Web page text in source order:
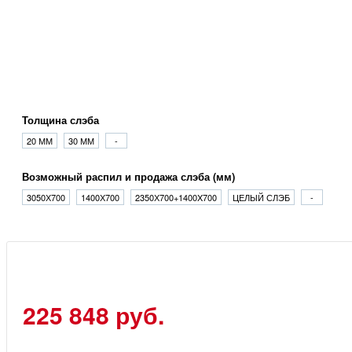
Толщина слэба
20 ММ 30 ММ -
Возможный распил и продажа слэба (мм)
3050Х700 1400Х700 2350Х700+1400X700 ЦЕЛЫЙ СЛЭБ -
225 848 руб.